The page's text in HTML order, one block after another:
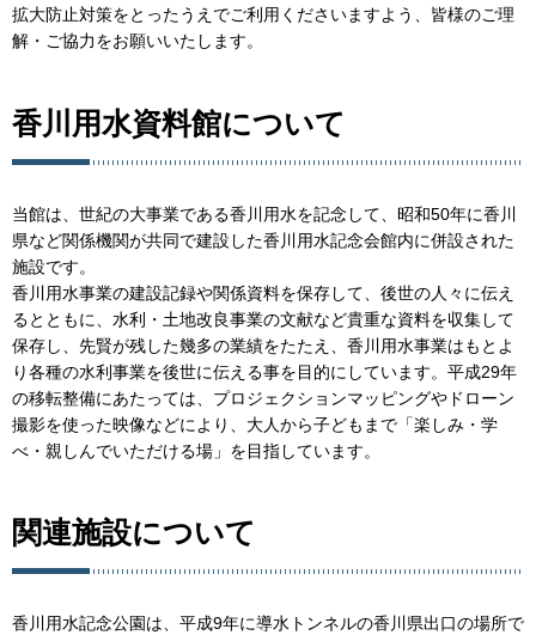
拡大防止対策をとったうえでご利用くださいますよう、皆様のご理
解・ご協力をお願いいたします。
香川用水資料館について
当館は、世紀の大事業である香川用水を記念して、昭和50年に香川
県など関係機関が共同で建設した香川用水記念会館内に併設された
施設です。
香川用水事業の建設記録や関係資料を保存して、後世の人々に伝え
るとともに、水利・土地改良事業の文献など貴重な資料を収集して
保存し、先賢が残した幾多の業績をたたえ、香川用水事業はもとよ
り各種の水利事業を後世に伝える事を目的にしています。平成29年
の移転整備にあたっては、プロジェクションマッピングやドローン
撮影を使った映像などにより、大人から子どもまで「楽しみ・学
べ・親しんでいただける場」を目指しています。
関連施設について
香川用水記念公園は、平成9年に導水トンネルの香川県出口の場所で